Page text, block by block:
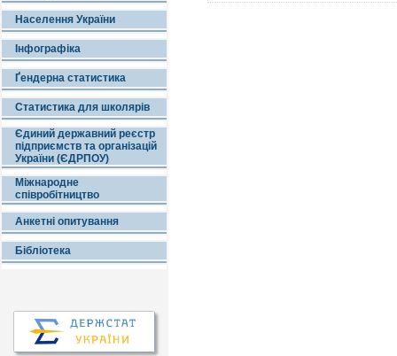
Населення України
Інфографіка
Ґендерна статистика
Статистика для школярів
Єдиний державний реєстр
підприємств та організацій
України (ЄДРПОУ)
Міжнародне
співробітництво
Анкетні опитування
Бібліотека